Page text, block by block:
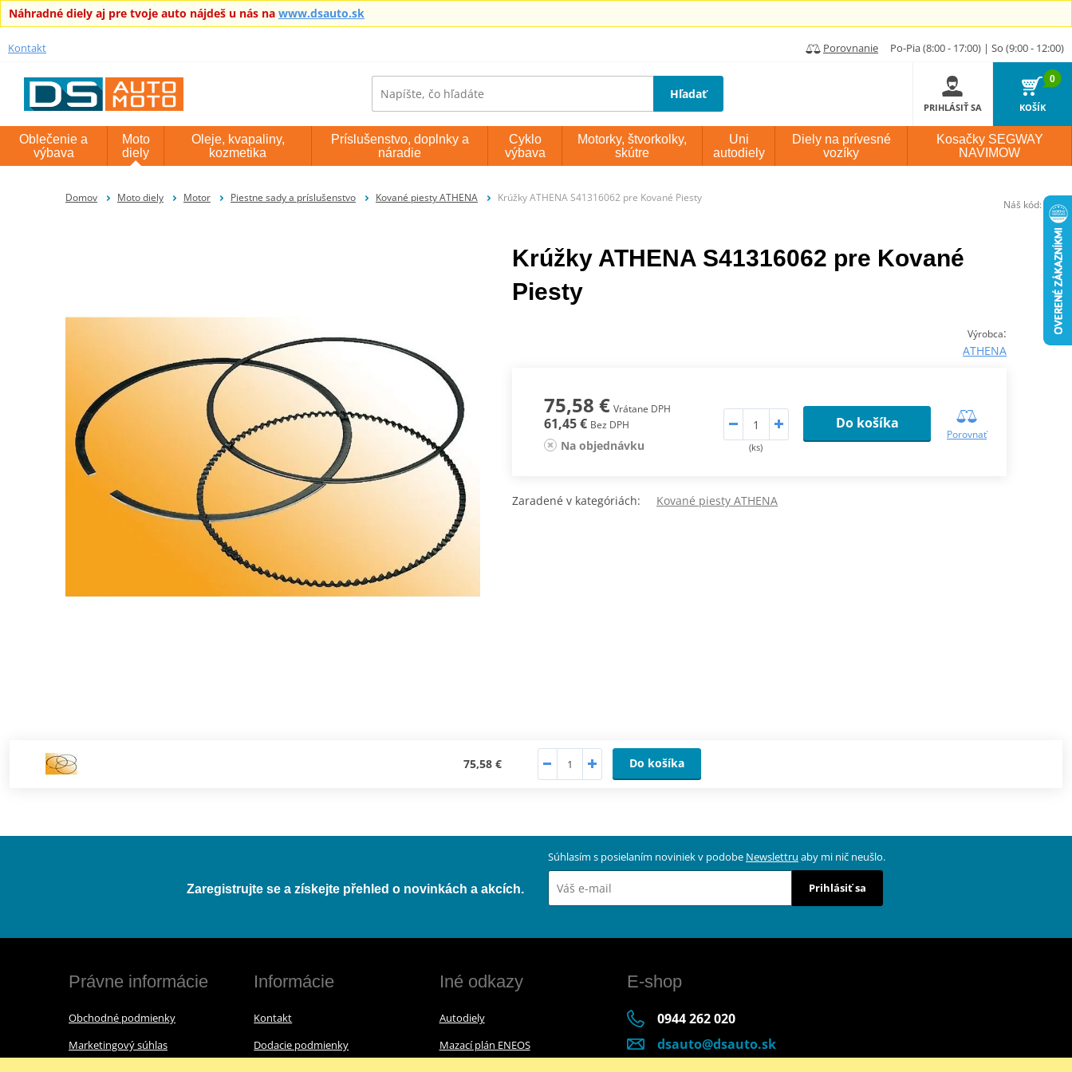
Náhradné diely aj pre tvoje auto nájdeš u nás na www.dsauto.sk
Kontakt Porovnanie Po-Pia (8:00 - 17:00) | So (9:00 - 12:00)
Hľadať
PRIHLÁSIŤ SA
0
KOŠÍK
Oblečenie a
výbava
Moto
diely
Oleje, kvapaliny,
kozmetika
Príslušenstvo, doplnky a
náradie
Cyklo
výbava
Motorky, štvorkolky,
skútre
Uni
autodiely
Diely na prívesné
vozíky
Kosačky SEGWAY
NAVIMOW
Domov Moto diely Motor Piestne sady a príslušenstvo Kované piesty ATHENA Krúžky ATHENA S41316062 pre Kované Piesty
Krúžky ATHENA S41316062 pre Kované
Piesty
Výrobca:
ATHENA
75,58 € Vrátane DPH
61,45 € Bez DPH
Na objednávku (ks)
Do košíka
Porovnať
Zaradené v kategóriách: Kované piesty ATHENA
75,58 € Do košíka
Náš kód: P1146
Zaregistrujte se a získejte přehled o novinkách a akcích.
Súhlasím s posielaním noviniek v podobe Newslettru aby mi nič neušlo.
Prihlásiť sa
Právne informácie
Obchodné podmienky
Marketingový súhlas
Informácie
Kontakt
Dodacie podmienky
Iné odkazy
Autodiely
Mazací plán ENEOS
E-shop
0944 262 020
dsauto@dsauto.sk